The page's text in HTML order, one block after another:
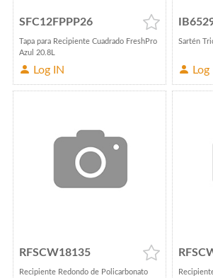
SFC12FPPP26
Tapa para Recipiente Cuadrado FreshPro
Azul 20.8L
Log IN
Sartén
Log
RFSCW18135
Recipiente Redondo de Policarbonato